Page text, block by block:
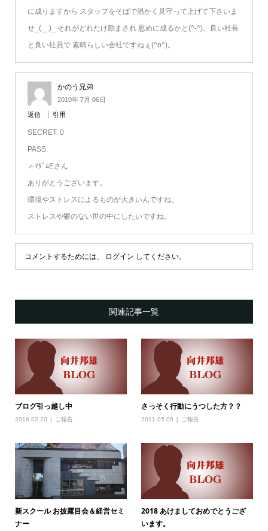
に成りますから スタッフをそばで温かく見守って上げて下さいま
せ_(._.)_ それがどれたけ励まされ 慰めに成るかと(^-^)。良い社長
と良い社員で 素晴らしい会社ですねぇ(^o^)。
かのう兄弟
2010年 7月 06日
返信 引用
SECRET: 0
PASS:
＞ﾏﾀﾞﾑEさん
ありがとうございます。
環境やストレスによるものが大きいんですね。
ストレスや鬱のない世の中にしたいですね。
コメントするためには、 ログイン してください。
関連記事一覧
ブログ引っ越し中
2018.02.20 ご報告
さっそく行動にうつした方？？
2011.05.09 ご報告
新スクール お披露目会＆経営セミ
ナー
2018 あけましておめでとうござ
います。